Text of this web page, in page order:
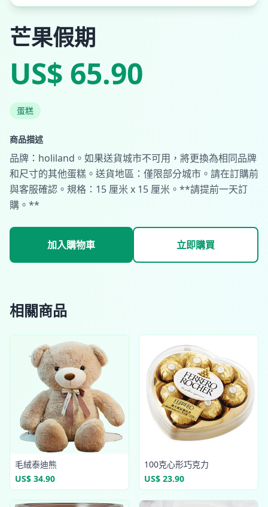
芒果假期
US$ 65.90
蛋糕
商品描述
品牌：holiland。如果送貨城市不可用，將更換為相同品牌
和尺寸的其他蛋糕。送貨地區：僅限部分城市。請在訂購前
與客服確認。規格：15 厘米 x 15 厘米。**請提前一天訂
購。**
加入購物車 立即購買
相關商品
毛絨泰迪熊
US$ 34.90
100克心形巧克力
US$ 23.90